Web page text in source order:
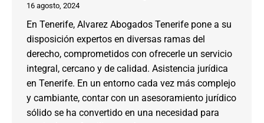
16 agosto, 2024
En Tenerife, Alvarez Abogados Tenerife pone a su
disposición expertos en diversas ramas del
derecho, comprometidos con ofrecerle un servicio
integral, cercano y de calidad. Asistencia jurídica
en Tenerife. En un entorno cada vez más complejo
y cambiante, contar con un asesoramiento jurídico
sólido se ha convertido en una necesidad para